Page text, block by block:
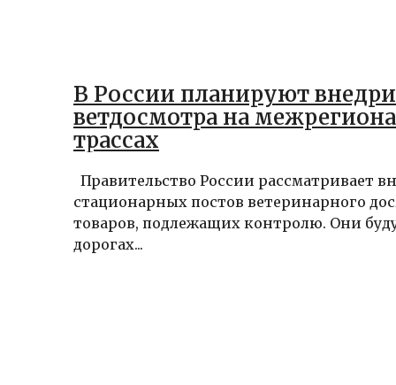
В России планируют
ветдосмотра на
трассах
Правительство России рассматривает
стационарных постов ветеринарного
товаров, подлежащих контролю. Они
дорогах...